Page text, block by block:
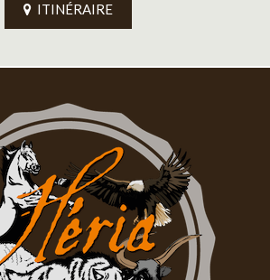
ITINÉRAIRE